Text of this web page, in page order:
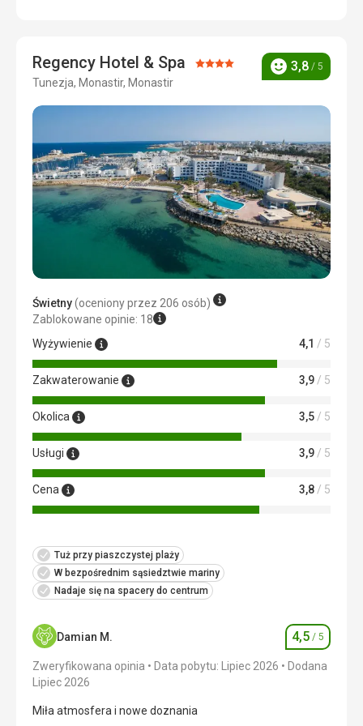
Usługi
obsługa profesjonalna, dbali o wszystko.
Regency Hotel & Spa Ocena:
Tunezja, Monastir, Monastir
Ocena
3,8 / 5
Świetny(oceniony przez 206 osób)
Zablokowane opinie: 18
Wyżywienie
4,1 / 5
Zakwaterowanie 3,9/ 5
Okolica 3,5/ 5
Usługi 3,9/ 5
Cena 3,8/ 5
Tuż przy piaszczystej plaży
W bezpośrednim sąsiedztwie mariny
Nadaje się na spacery do centrum
Damian M. Ocena
4,5 / 5
Zweryfikowana opinia Data pobytu: Lipiec 2026
Dodana
Lipiec 2026
Miła atmosfera i nowe doznania